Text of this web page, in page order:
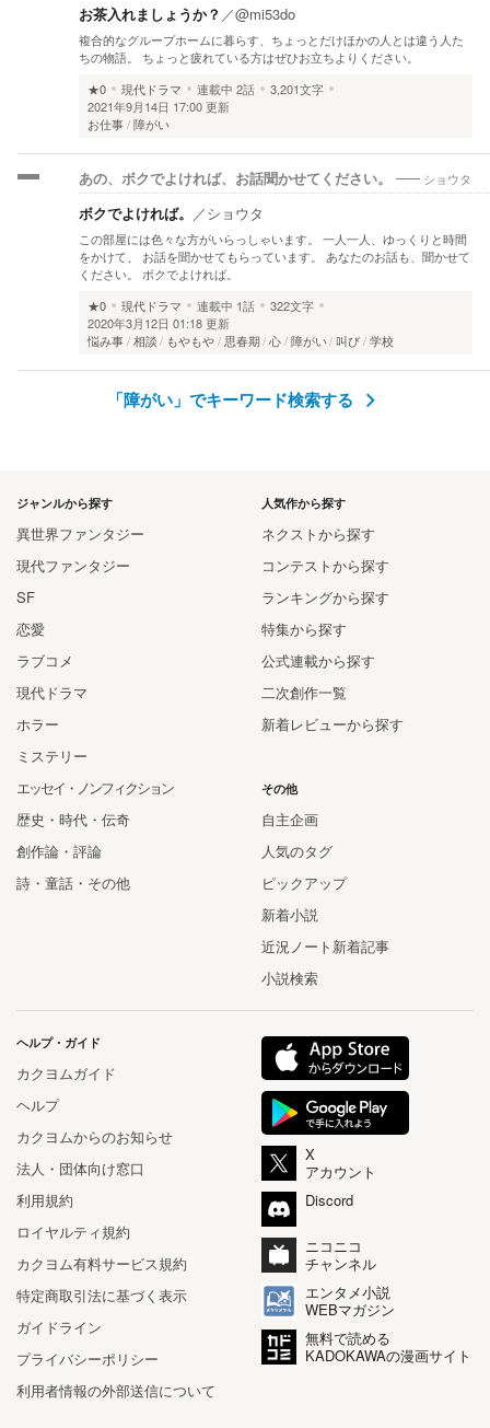
お茶入れましょうか？ ／@mi53do
複合的なグループホームに暮らす、ちょっとだけほかの人とは違う人た
ちの物語。 ちょっと疲れている方はぜひお立ちよりください。
★0
現代ドラマ 連載中 2話
3,201文字
2021年9月14日 17:00 更新
お仕事 障がい
あの、ボクでよければ、お話聞かせてください。 ショウタ
ボクでよければ。 ／ショウタ
この部屋には色々な方がいらっしゃいます。 一人一人、ゆっくりと時間
をかけて、 お話を聞かせてもらっています。 あなたのお話も、聞かせて
ください。 ボクでよければ。
★0
現代ドラマ 連載中 1話
322文字
2020年3月12日 01:18 更新
悩み事 相談 もやもや 思春期 心 障がい 叫び 学校
「障がい」でキーワード検索する
人気作から探す
ネクストから探す
コンテストから探す
ランキングから探す
特集から探す
公式連載から探す
二次創作一覧
新着レビューから探す
ジャンルから探す
異世界ファンタジー
現代ファンタジー
SF
恋愛
ラブコメ
現代ドラマ
ホラー
ミステリー
エッセイ・ノンフィクション
歴史・時代・伝奇
創作論・評論
詩・童話・その他
その他
自主企画
人気のタグ
ピックアップ
新着小説
近況ノート新着記事
小説検索
ヘルプ・ガイド
カクヨムガイド
ヘルプ
カクヨムからのお知らせ
法人・団体向け窓口
利用規約
ロイヤルティ規約
カクヨム有料サービス規約
特定商取引法に基づく表示
ガイドライン
プライバシーポリシー
利用者情報の外部送信について
X
アカウント
Discord
ニコニコ
チャンネル
エンタメ小説
WEBマガジン
無料で読める
KADOKAWAの漫画サイト